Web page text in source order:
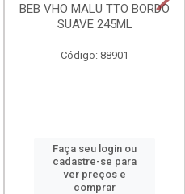
BEB VHO MALU TTO BORDO
SUAVE 245ML
Código: 88901
Faça seu login ou
cadastre-se para
ver preços e
comprar